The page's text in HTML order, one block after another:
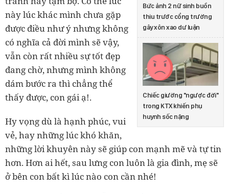
Bức ảnh 2 nữ sinh buồn
thiu trước cổng trường
gây xôn xao dư luận
Chiếc giường "ngược đời"
trong KTX khiến phụ
huynh sốc nặng
này lúc khác mình chưa gặp
được điều như ý nhưng không
có nghĩa cả đời mình sẽ vậy,
vẫn còn rất nhiều sự tốt đẹp
đang chờ, nhưng mình không
dám bước ra thì chẳng thể
thấy được, con gái ạ!.
Hy vọng dù là hạnh phúc, vui
vẻ, hay những lúc khó khăn,
những lời khuyên này sẽ giúp con mạnh mẽ và tự tin
hơn. Hơn ai hết, sau lưng con luôn là gia đình, mẹ sẽ
ở bên con bất kì lúc nào con cần nhé!